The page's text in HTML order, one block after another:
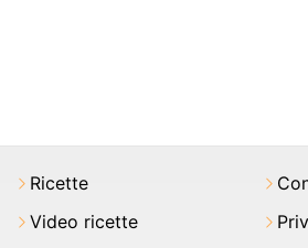
Ricette
Video ricette